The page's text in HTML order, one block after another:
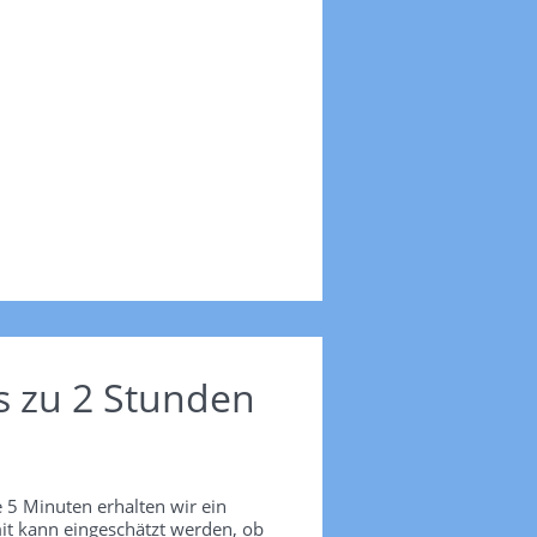
zu 2 Stunden
5 Minuten erhalten wir ein
kann eingeschätzt werden, ob